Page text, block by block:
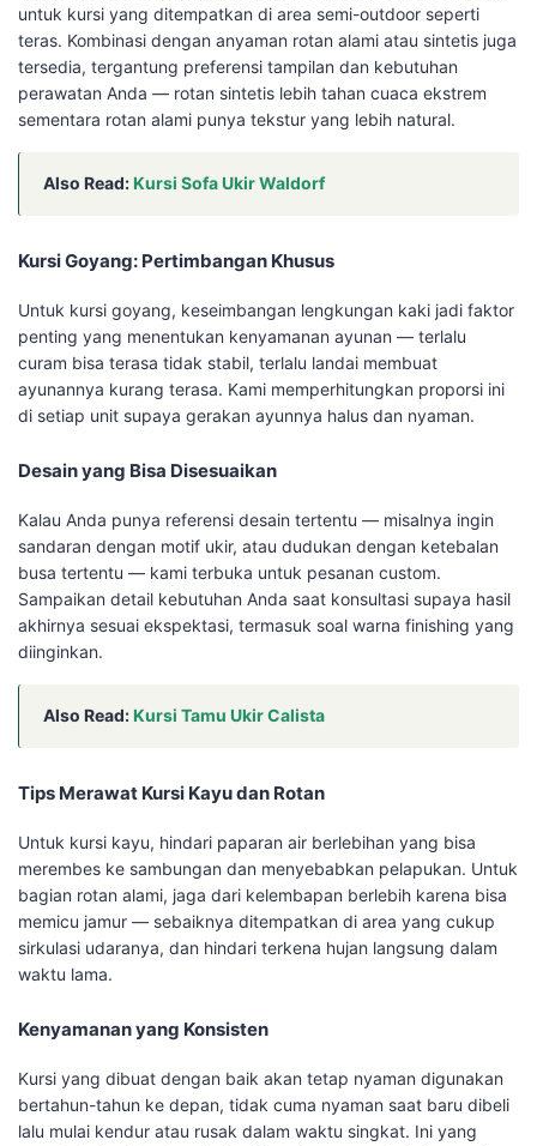
untuk kursi yang ditempatkan di area semi-outdoor seperti
teras. Kombinasi dengan anyaman rotan alami atau sintetis juga
tersedia, tergantung preferensi tampilan dan kebutuhan
perawatan Anda — rotan sintetis lebih tahan cuaca ekstrem
sementara rotan alami punya tekstur yang lebih natural.
Also Read:Kursi Sofa Ukir Waldorf
Kursi Goyang: Pertimbangan Khusus
Untuk kursi goyang, keseimbangan lengkungan kaki jadi faktor
penting yang menentukan kenyamanan ayunan — terlalu
curam bisa terasa tidak stabil, terlalu landai membuat
ayunannya kurang terasa. Kami memperhitungkan proporsi ini
di setiap unit supaya gerakan ayunnya halus dan nyaman.
Desain yang Bisa Disesuaikan
Kalau Anda punya referensi desain tertentu — misalnya ingin
sandaran dengan motif ukir, atau dudukan dengan ketebalan
busa tertentu — kami terbuka untuk pesanan custom.
Sampaikan detail kebutuhan Anda saat konsultasi supaya hasil
akhirnya sesuai ekspektasi, termasuk soal warna finishing yang
diinginkan.
Also Read:Kursi Tamu Ukir Calista
Tips Merawat Kursi Kayu dan Rotan
Untuk kursi kayu, hindari paparan air berlebihan yang bisa
merembes ke sambungan dan menyebabkan pelapukan. Untuk
bagian rotan alami, jaga dari kelembapan berlebih karena bisa
memicu jamur — sebaiknya ditempatkan di area yang cukup
sirkulasi udaranya, dan hindari terkena hujan langsung dalam
waktu lama.
Kenyamanan yang Konsisten
Kursi yang dibuat dengan baik akan tetap nyaman digunakan
bertahun-tahun ke depan, tidak cuma nyaman saat baru dibeli
lalu mulai kendur atau rusak dalam waktu singkat. Ini yang